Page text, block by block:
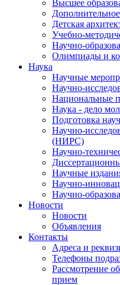
Высшее
Детская
Учебно-
Научно-
Олимпиады и
Наука
Научные
Научно-
Национальные
Наука - дело
Подготовка
Научно-
(НИРС)
Научно-
Научные
Научно-
Научно-
Новости
Новости
Объявления
Контакты
Адреса и
Телефоны
Рассмотрение
прием